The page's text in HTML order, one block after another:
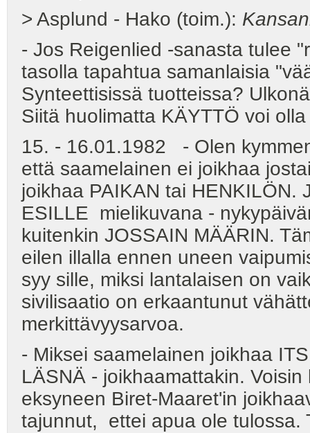
> Asplund - Hako (toim.):
- Jos Reigenlied -sanasta tulee
tasolla tapahtua samanlaisia
Synteettisissä tuotteissa?
Siitä huolimatta KÄYTTÖ voi
15. - 16.01.1982 - Olen
että saamelainen ei joikhaa
joikhaa PAIKAN tai HENKILÖN.
ESILLE mielikuvana -
kuitenkin JOSSAIN MÄÄRIN.
eilen illalla ennen uneen
syy sille, miksi lantalaisen on
sivilisaatio on erkaantunut
merkittävyysarvoa.
- Miksei saamelainen joikhaa
LÄSNÄ - joikhaamattakin.
eksyneen Biret-Maaret'in
tajunnut, ettei apua ole tulossa.